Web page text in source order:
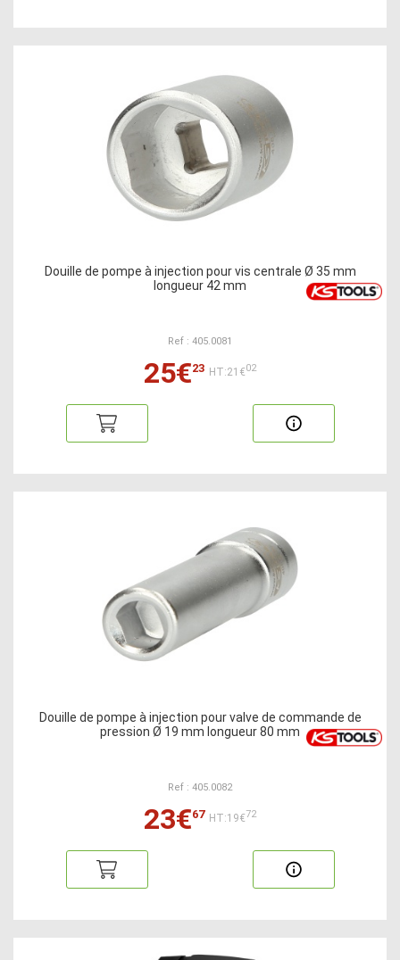
Douille de pompe à injection pour vis centrale Ø 35 mm
longueur 42 mm
Ref : 405.0081
25€23 HT:21€02
Douille de pompe à injection pour valve de commande de
pression Ø 19 mm longueur 80 mm
Ref : 405.0082
23€67 HT:19€72